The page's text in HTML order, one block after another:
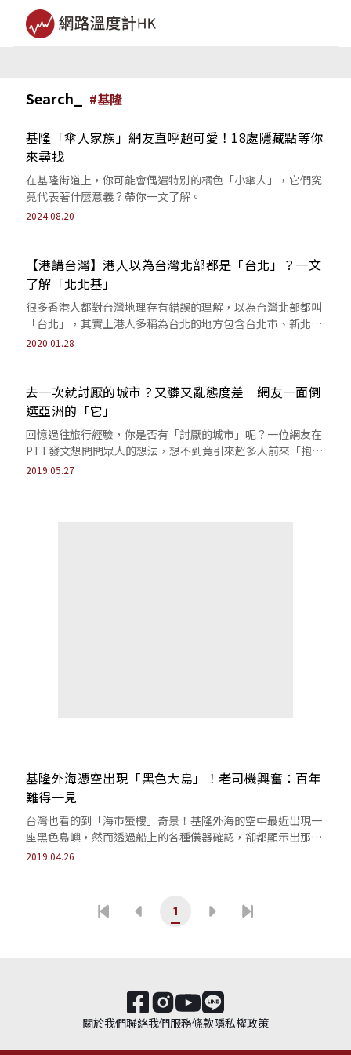
Search_ #基隆
基隆「傘人家族」網友直呼超可愛！18處隱藏點等你
來尋找
在基隆街道上，你可能會偶遇特別的橘色「小傘人」，它們究
竟代表著什麼意義？帶你一文了解。
2024.08.20
【港講台灣】港人以為台灣北部都是「台北」？一文
了解「北北基」
很多香港人都對台灣地理存有錯誤的理解，以為台灣北部都叫
「台北」，其實上港人多稱為台北的地方包含台北市、新北市
和基隆市，亦即台灣人所稱的「北北基」。
2020.01.28
去一次就討厭的城市？又髒又亂態度差 網友一面倒
選亞洲的「它」
回憶過往旅行經驗，你是否有「討厭的城市」呢？一位網友在
PTT發文想問問眾人的想法，想不到竟引來超多人前來「抱
怨」。到底誰是第一名？答案保證出乎你意料！
2019.05.27
基隆外海憑空出現「黑色大島」！老司機興奮：百年
難得一見
台灣也看的到「海市蜃樓」奇景！基隆外海的空中最近出現一
座黑色島嶼，然而透過船上的各種儀器確認，卻都顯示出那裡
其實空無一物，神奇的一幕全被網友記錄下來。
2019.04.26
1
關於我們聯絡我們服務條款隱私權政策